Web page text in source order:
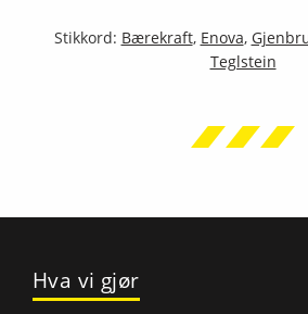
Stikkord: Bærekraft, Enova,
Teglstein
Hva vi gjør